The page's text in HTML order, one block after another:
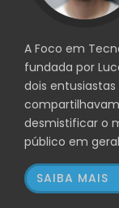
A Foco em
fundada por
dois
desmistificar o
público em
SAIBA MAIS